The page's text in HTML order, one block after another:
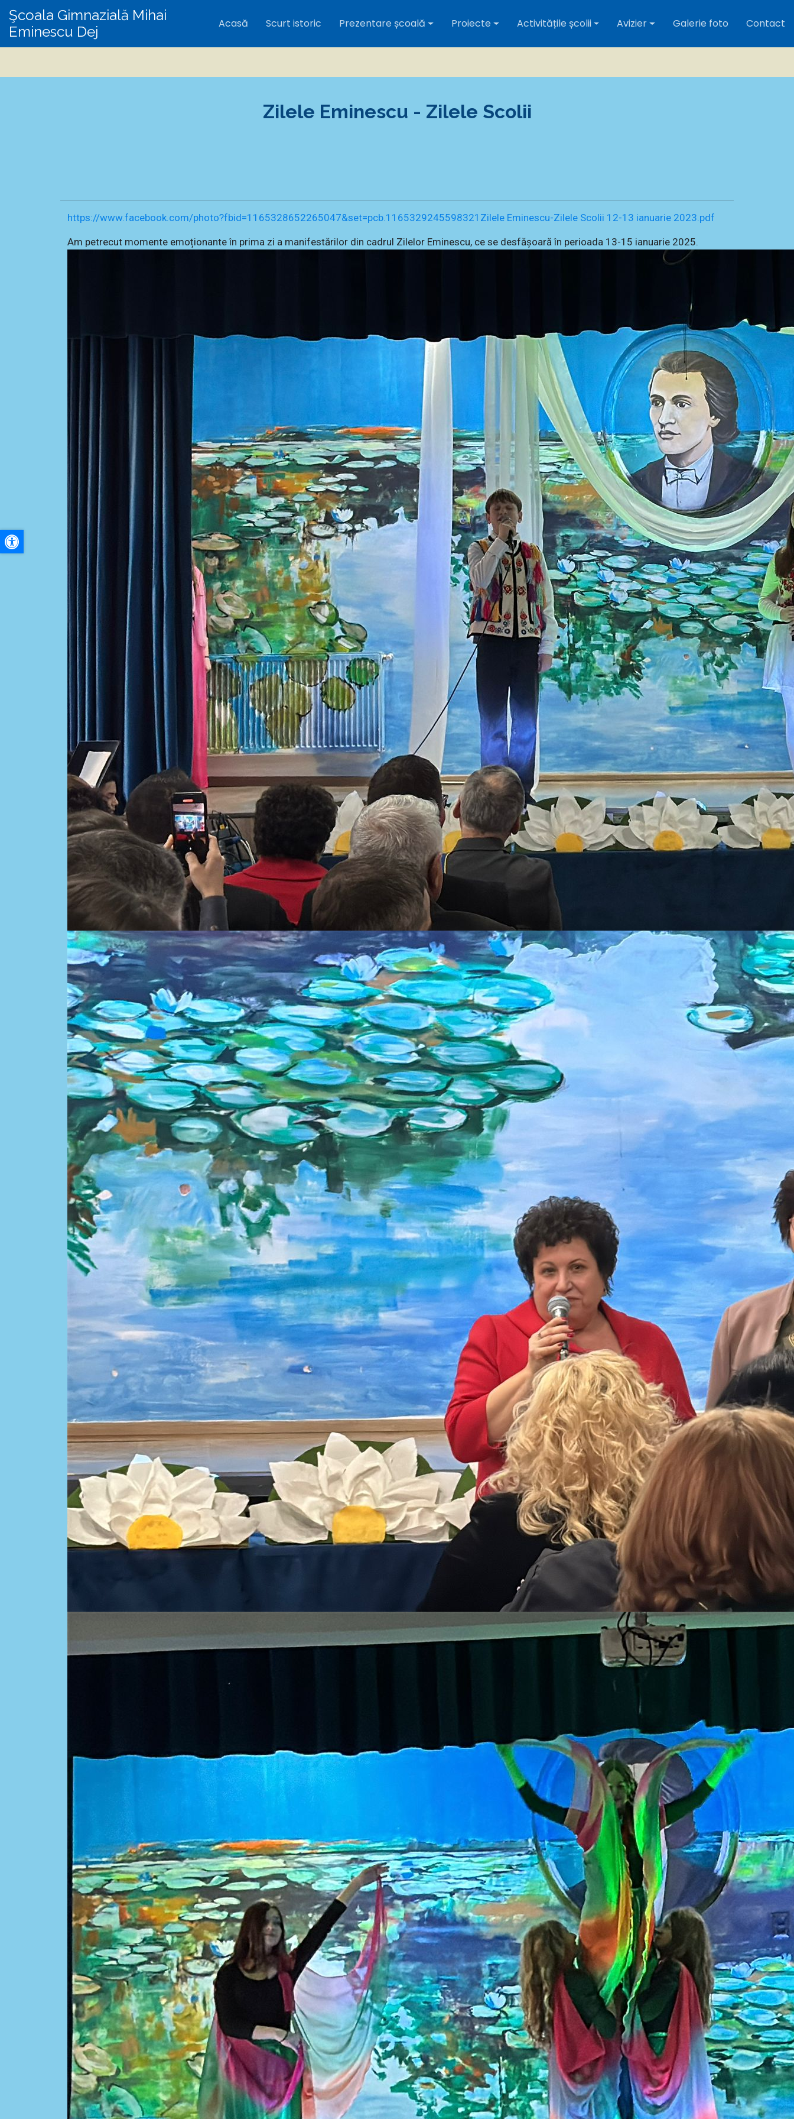
Şcoala Gimnazială Mihai
Eminescu Dej
Acasă Scurt istoric Prezentare școală Proiecte Activitățile școlii Avizier Galerie foto Contact
A+
Zilele Eminescu - Zilele Scolii
https://www.facebook.com/photo?fbid=1165328652265047&set=pcb.1165329245598321 Zilele Eminescu-Zilele Scolii 12-13 ianuarie 2023.pdf
Am petrecut momente emoționante în prima zi a manifestărilor din cadrul Zilelor Eminescu, ce se desfășoară în perioada 13-15 ianuarie 2025.